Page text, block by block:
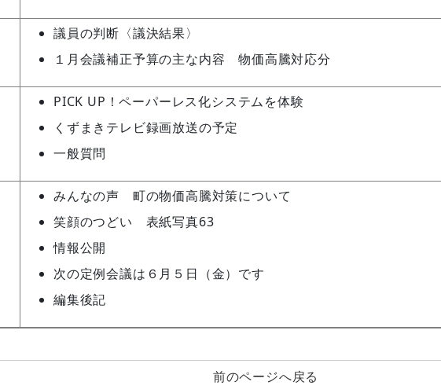
議員の判断〈議決結果〉
１月会議補正予算の主な内容 物価高騰対応分
PICK UP！ペーパーレス化システムを体験
くずまきテレビ録画放送の予定
一般質問
みんなの声 町の物価高騰対策について
笑顔のつどい 表紙写真63
情報公開
次の定例会議は６月５日（金）です
編集後記
前のページへ戻る